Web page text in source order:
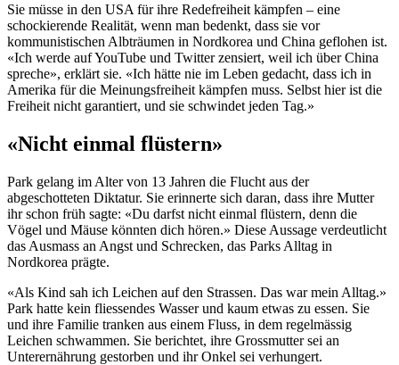
Sie müsse in den USA für ihre Redefreiheit kämpfen – eine
schockierende Realität, wenn man bedenkt, dass sie vor
kommunistischen Albträumen in Nordkorea und China geflohen ist.
«Ich werde auf YouTube und Twitter zensiert, weil ich über China
spreche», erklärt sie. «Ich hätte nie im Leben gedacht, dass ich in
Amerika für die Meinungsfreiheit kämpfen muss. Selbst hier ist die
Freiheit nicht garantiert, und sie schwindet jeden Tag.»
«Nicht einmal flüstern»
Park gelang im Alter von 13 Jahren die Flucht aus der
abgeschotteten Diktatur. Sie erinnerte sich daran, dass ihre Mutter
ihr schon früh sagte: «Du darfst nicht einmal flüstern, denn die
Vögel und Mäuse könnten dich hören.» Diese Aussage verdeutlicht
das Ausmass an Angst und Schrecken, das Parks Alltag in
Nordkorea prägte.
«Als Kind sah ich Leichen auf den Strassen. Das war mein Alltag.»
Park hatte kein fliessendes Wasser und kaum etwas zu essen. Sie
und ihre Familie tranken aus einem Fluss, in dem regelmässig
Leichen schwammen. Sie berichtet, ihre Grossmutter sei an
Unterernährung gestorben und ihr Onkel sei verhungert.